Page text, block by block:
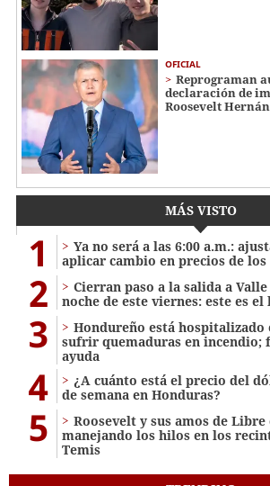
OFICIAL
Reprograman
declaración de
Roosevelt
MÁS VISTO
1
Ya no será a las 6:00 a.m.:
aplicar cambio en precios de
2
Cierran paso a la salida a
noche de este viernes: este es
3
Hondureño está hospitalizado
sufrir quemaduras en incendio;
ayuda
4
¿A cuánto está el precio del
de semana en Honduras?
5
Roosevelt y sus amos de
manejando los hilos en los
Temis